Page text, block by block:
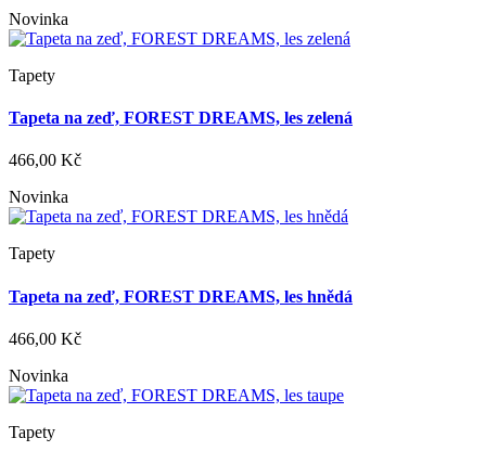
Novinka
Tapety
Tapeta na zeď, FOREST DREAMS, les zelená
466,00 Kč
Novinka
Tapety
Tapeta na zeď, FOREST DREAMS, les hnědá
466,00 Kč
Novinka
Tapety